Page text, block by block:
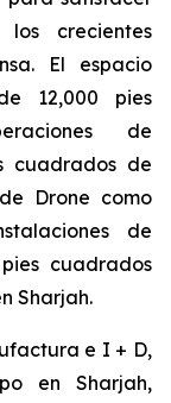
crecientes
El espacio
12,000 pies
de
cuadrados de
Drone como
de
cuadrados
Sharjah.
e I + D,
en Sharjah,